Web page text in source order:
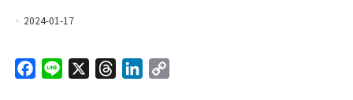
2024-01-17